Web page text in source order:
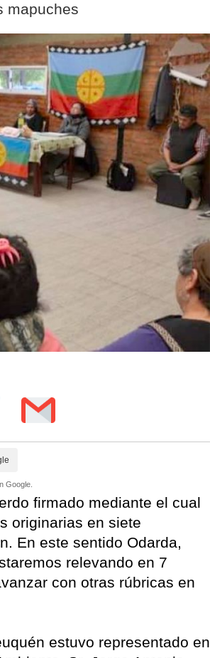
mapuches
Google.
firmado mediante el cual
originarias en siete
En este sentido Odarda,
relevando en 7
con otras rúbricas en
estuvo representado en